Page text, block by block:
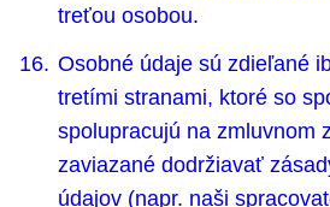
treťou osobou.
Osobné údaje sú zdieľané
tretími stranami, ktoré so
spolupracujú na zmluvnom
zaviazané dodržiavať
údajov (napr. naši